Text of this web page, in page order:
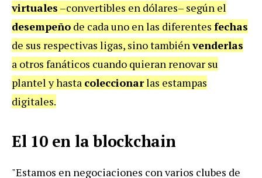
virtuales –convertibles en dólares– según el
desempeño de cada uno en las diferentes fechas
de sus respectivas ligas, sino tambiénvenderlas
a otros fanáticos cuando quieran renovar su
plantel y hasta coleccionarlas estampas
digitales.
El 10 en la blockchain
"Estamos en negociaciones con varios clubes de